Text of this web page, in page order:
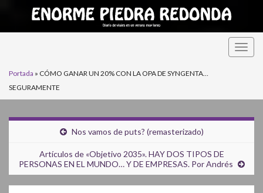
Portada » CÓMO GANAR UN 20% CON LA OPA DE SYNGENTA…
SEGURAMENTE
Nos vamos de puts? (remasterizado)
Artículos de «Objetivo 2035». HAY DOS TIPOS DE
PERSONAS EN EL MUNDO… Y DE EMPRESAS. Por Andrés